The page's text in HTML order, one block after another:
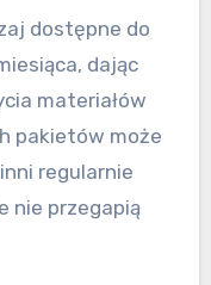
dostępne do
dając
materiałów
pakietów może
regularnie
nie przegapią